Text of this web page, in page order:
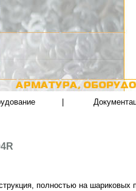
полностью на